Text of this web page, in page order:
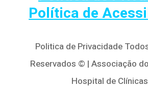
Política de
Politica de Privacidade
Reservados © | Associação
Hospital de